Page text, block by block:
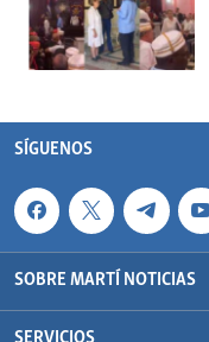
SÍGUENOS
SOBRE MARTÍ NOTICIAS